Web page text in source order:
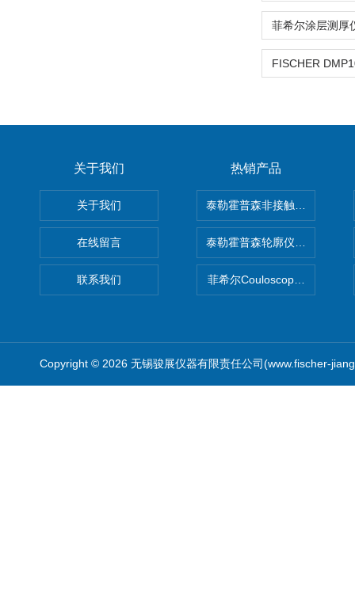
关于我们
关于我们
在线留言
联系我们
热销产品
泰勒霍普森非接触式轮廓仪
泰勒霍普森轮廓仪|TAYLOR
菲希尔Couloscope CMS2电
Copyright © 2026 无锡骏展仪器有限责任公司(www.fischer-